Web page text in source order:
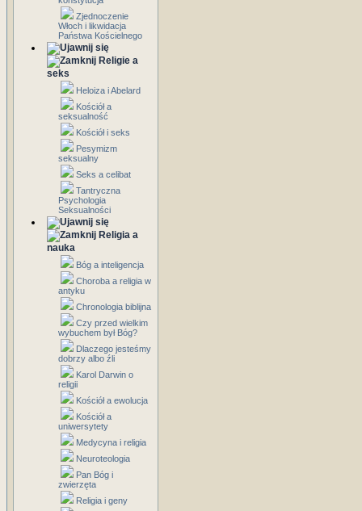
Zjednoczenie
Włoch i likwidacja
Państwa Kościelnego
Religie a
seks
Heloiza i Abelard
Kościół a
seksualność
Kościół i seks
Pesymizm
seksualny
Seks a celibat
Tantryczna
Psychologia
Seksualności
Religia a
nauka
Bóg a inteligencja
Choroba a religia w
antyku
Chronologia biblijna
Czy przed wielkim
wybuchem był Bóg?
Dlaczego jesteśmy
dobrzy albo źli
Karol Darwin o
religii
Kościół a ewolucja
Kościół a
uniwersytety
Medycyna i religia
Neuroteologia
Pan Bóg i
zwierzęta
Religia i geny